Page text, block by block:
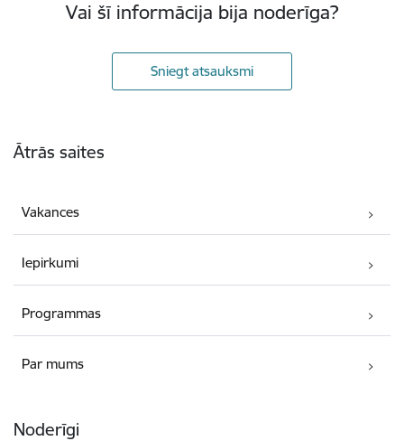
Vai šī informācija bija noderīga?
Sniegt atsauksmi
Ātrās saites
Vakances
Iepirkumi
Programmas
Par mums
Noderīgi